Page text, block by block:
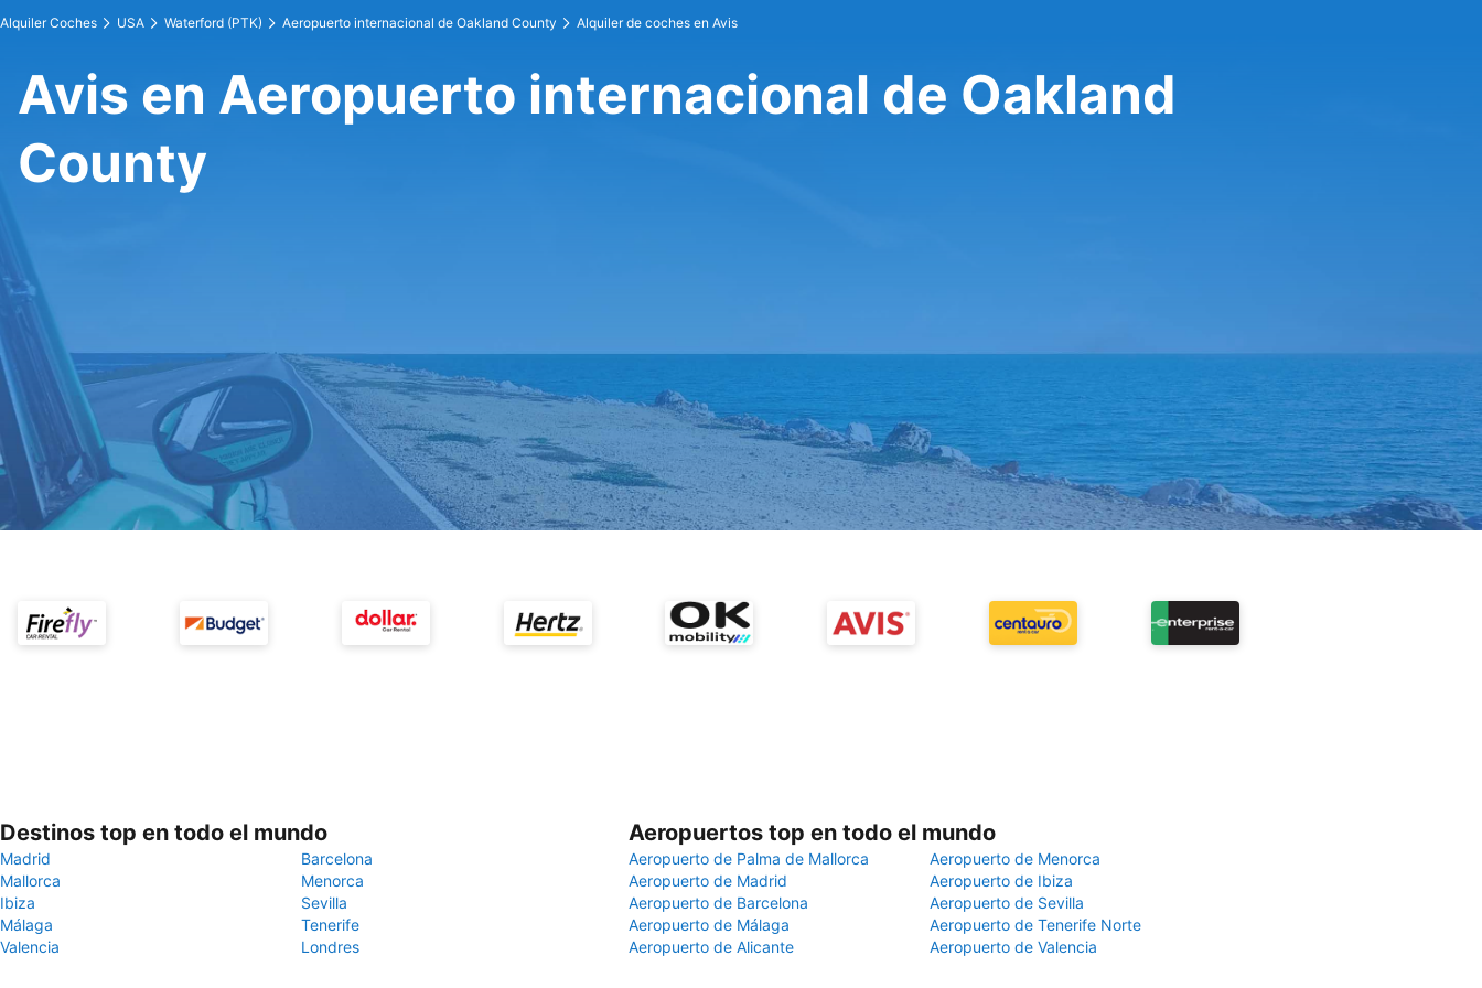
Alquiler Coches USA Waterford (PTK) Aeropuerto internacional de Oakland County Alquiler de coches en Avis
Avis en Aeropuerto internacional de Oakland
County
Destinos top en todo el mundo
Madrid
Barcelona
Mallorca
Menorca
Ibiza
Sevilla
Málaga
Tenerife
Valencia
Londres
Aeropuertos top en todo el mundo
Aeropuerto de Palma de Mallorca
Aeropuerto de Menorca
Aeropuerto de Madrid
Aeropuerto de Ibiza
Aeropuerto de Barcelona
Aeropuerto de Sevilla
Aeropuerto de Málaga
Aeropuerto de Tenerife Norte
Aeropuerto de Alicante
Aeropuerto de Valencia